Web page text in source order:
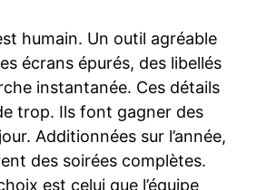
humain. Un outil agréable
écrans épurés, des libellés
instantanée. Ces détails
trop. Ils font gagner des
Additionnées sur l’année,
des soirées complètes.
est celui que l’équipe